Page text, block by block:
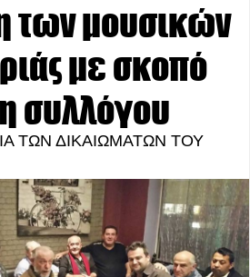
των μουσικών
με σκοπό
συλλόγου
ΤΩΝ ΔΙΚΑΙΩΜΑΤΩΝ ΤΟΥ